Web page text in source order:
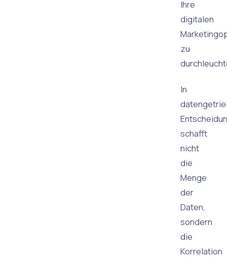
Ihre
digitalen
zu
In
schafft
nicht
die
Menge
der
Daten,
sondern
die
Korrelation